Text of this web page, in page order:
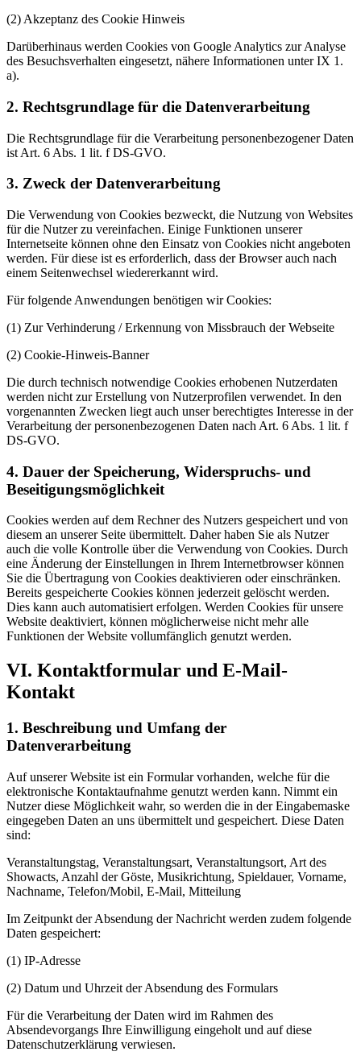
(2) Akzeptanz des Cookie Hinweis
Darüberhinaus werden Cookies von Google Analytics zur Analyse
des Besuchsverhalten eingesetzt, nähere Informationen unter IX 1.
a).
2. Rechtsgrundlage für die Datenverarbeitung
Die Rechtsgrundlage für die Verarbeitung personenbezogener Daten
ist Art. 6 Abs. 1 lit. f DS-GVO.
3. Zweck der Datenverarbeitung
Die Verwendung von Cookies bezweckt, die Nutzung von Websites
für die Nutzer zu vereinfachen. Einige Funktionen unserer
Internetseite können ohne den Einsatz von Cookies nicht angeboten
werden. Für diese ist es erforderlich, dass der Browser auch nach
einem Seitenwechsel wiedererkannt wird.
Für folgende Anwendungen benötigen wir Cookies:
(1) Zur Verhinderung / Erkennung von Missbrauch der Webseite
(2) Cookie-Hinweis-Banner
Die durch technisch notwendige Cookies erhobenen Nutzerdaten
werden nicht zur Erstellung von Nutzerprofilen verwendet. In den
vorgenannten Zwecken liegt auch unser berechtigtes Interesse in der
Verarbeitung der personenbezogenen Daten nach Art. 6 Abs. 1 lit. f
DS-GVO.
4. Dauer der Speicherung, Widerspruchs- und
Beseitigungsmöglichkeit
Cookies werden auf dem Rechner des Nutzers gespeichert und von
diesem an unserer Seite übermittelt. Daher haben Sie als Nutzer
auch die volle Kontrolle über die Verwendung von Cookies. Durch
eine Änderung der Einstellungen in Ihrem Internetbrowser können
Sie die Übertragung von Cookies deaktivieren oder einschränken.
Bereits gespeicherte Cookies können jederzeit gelöscht werden.
Dies kann auch automatisiert erfolgen. Werden Cookies für unsere
Website deaktiviert, können möglicherweise nicht mehr alle
Funktionen der Website vollumfänglich genutzt werden.
VI. Kontaktformular und E-Mail-
Kontakt
1. Beschreibung und Umfang der
Datenverarbeitung
Auf unserer Website ist ein Formular vorhanden, welche für die
elektronische Kontaktaufnahme genutzt werden kann. Nimmt ein
Nutzer diese Möglichkeit wahr, so werden die in der Eingabemaske
eingegeben Daten an uns übermittelt und gespeichert. Diese Daten
sind:
Veranstaltungstag, Veranstaltungsart, Veranstaltungsort, Art des
Showacts, Anzahl der Göste, Musikrichtung, Spieldauer, Vorname,
Nachname, Telefon/Mobil, E-Mail, Mitteilung
Im Zeitpunkt der Absendung der Nachricht werden zudem folgende
Daten gespeichert:
(1) IP-Adresse
(2) Datum und Uhrzeit der Absendung des Formulars
Für die Verarbeitung der Daten wird im Rahmen des
Absendevorgangs Ihre Einwilligung eingeholt und auf diese
Datenschutzerklärung verwiesen.